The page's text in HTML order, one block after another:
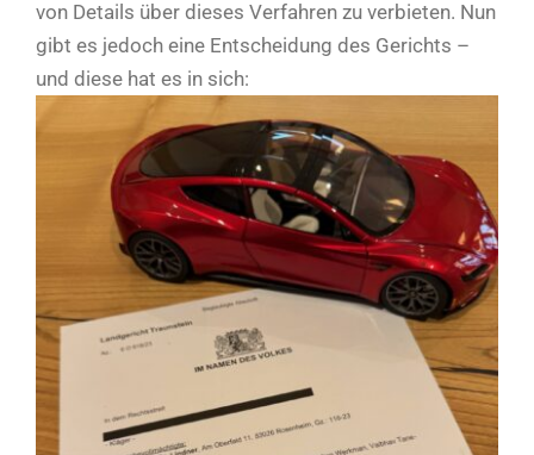
von Details über dieses Verfahren zu verbieten. Nun
gibt es jedoch eine Entscheidung des Gerichts –
und diese hat es in sich: